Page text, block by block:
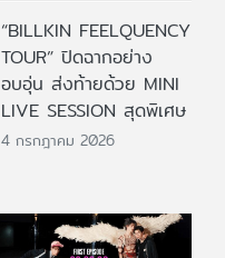
“BILLKIN FEELQUENCY
TOUR” ปิดฉากอย่าง
อบอุ่น ส่งท้ายด้วย MINI
LIVE SESSION สุดพิเศษ
4 กรกฎาคม 2026